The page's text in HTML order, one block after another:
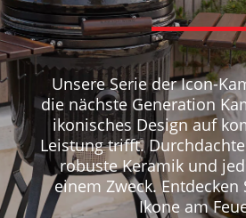
Unsere Serie der Icon-
die nächste Generation
ikonisches Design auf
Leistung trifft.
robuste Keramik und
einem Zweck. Entdecken
Ikone am